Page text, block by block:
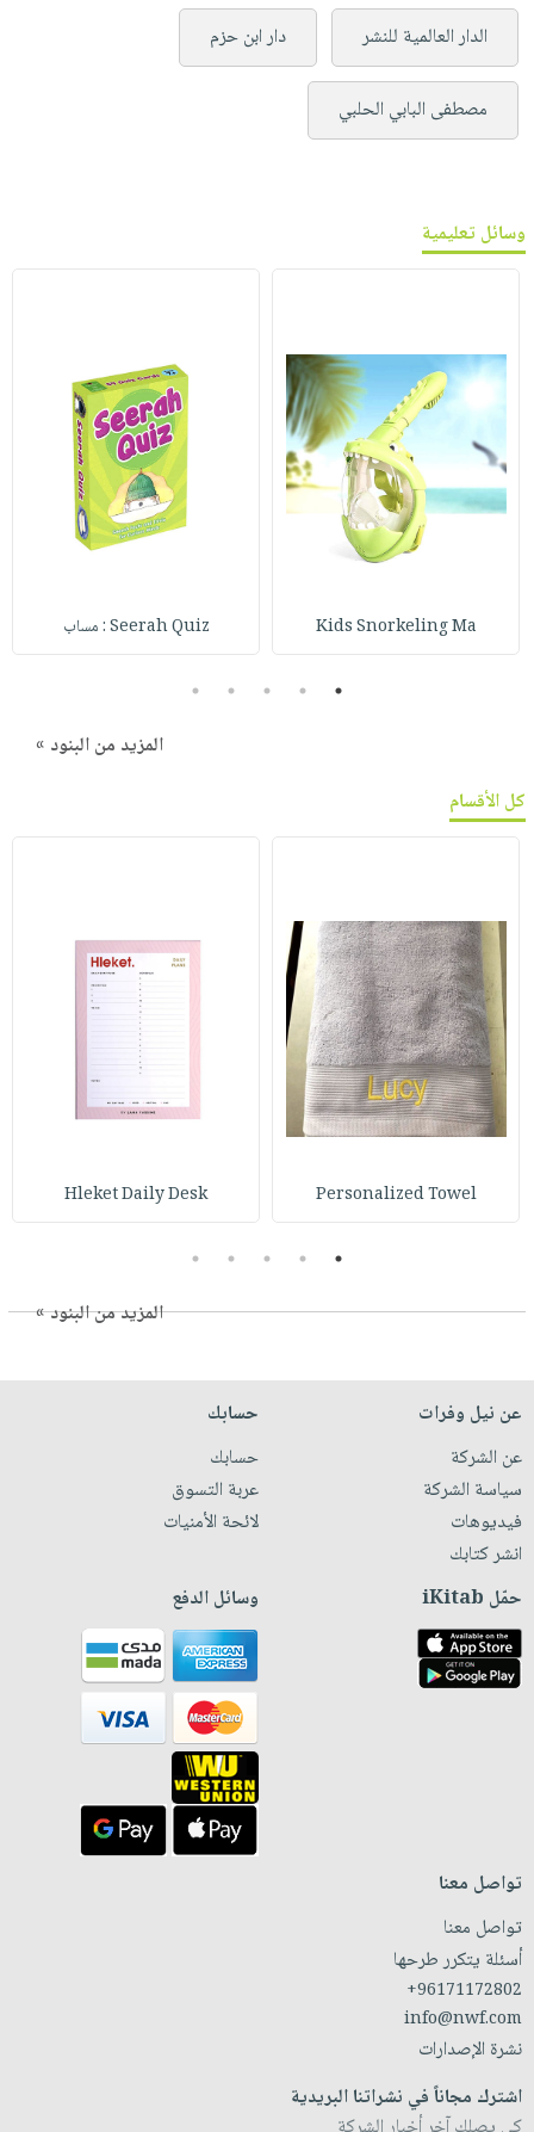
الدار العالمية للنشر دار ابن حزم
مصطفى البابي الحلبي
وسائل تعليمية
Kids Snorkeling Ma Seerah Quiz : مساب
1
2
3
4
5
المزيد من البنود »
كل الأقسام
Personalized Towel
Hleket Daily Desk
1
2
3
4
5
المزيد من البنود »
عن نيل وفرات
عن الشركة
سياسة الشركة
فيديوهات
انشر كتابك
حسابك
حسابك
عربة التسوق
لائحة الأمنيات
حمّل iKitab وسائل الدفع
تواصل معنا
تواصل معنا
أسئلة يتكرر طرحها
+96171172802
info@nwf.com
نشرة الإصدارات
اشترك مجاناً في نشراتنا البريدية